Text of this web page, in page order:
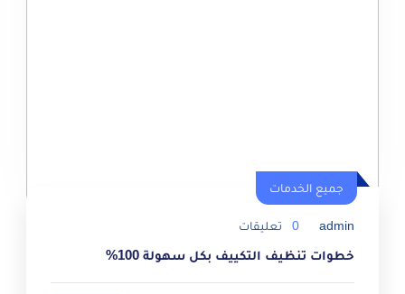
جميع الخدمات
admin
0 تعليقات
خطوات تنظيف التكييف بكل سهولة 100%